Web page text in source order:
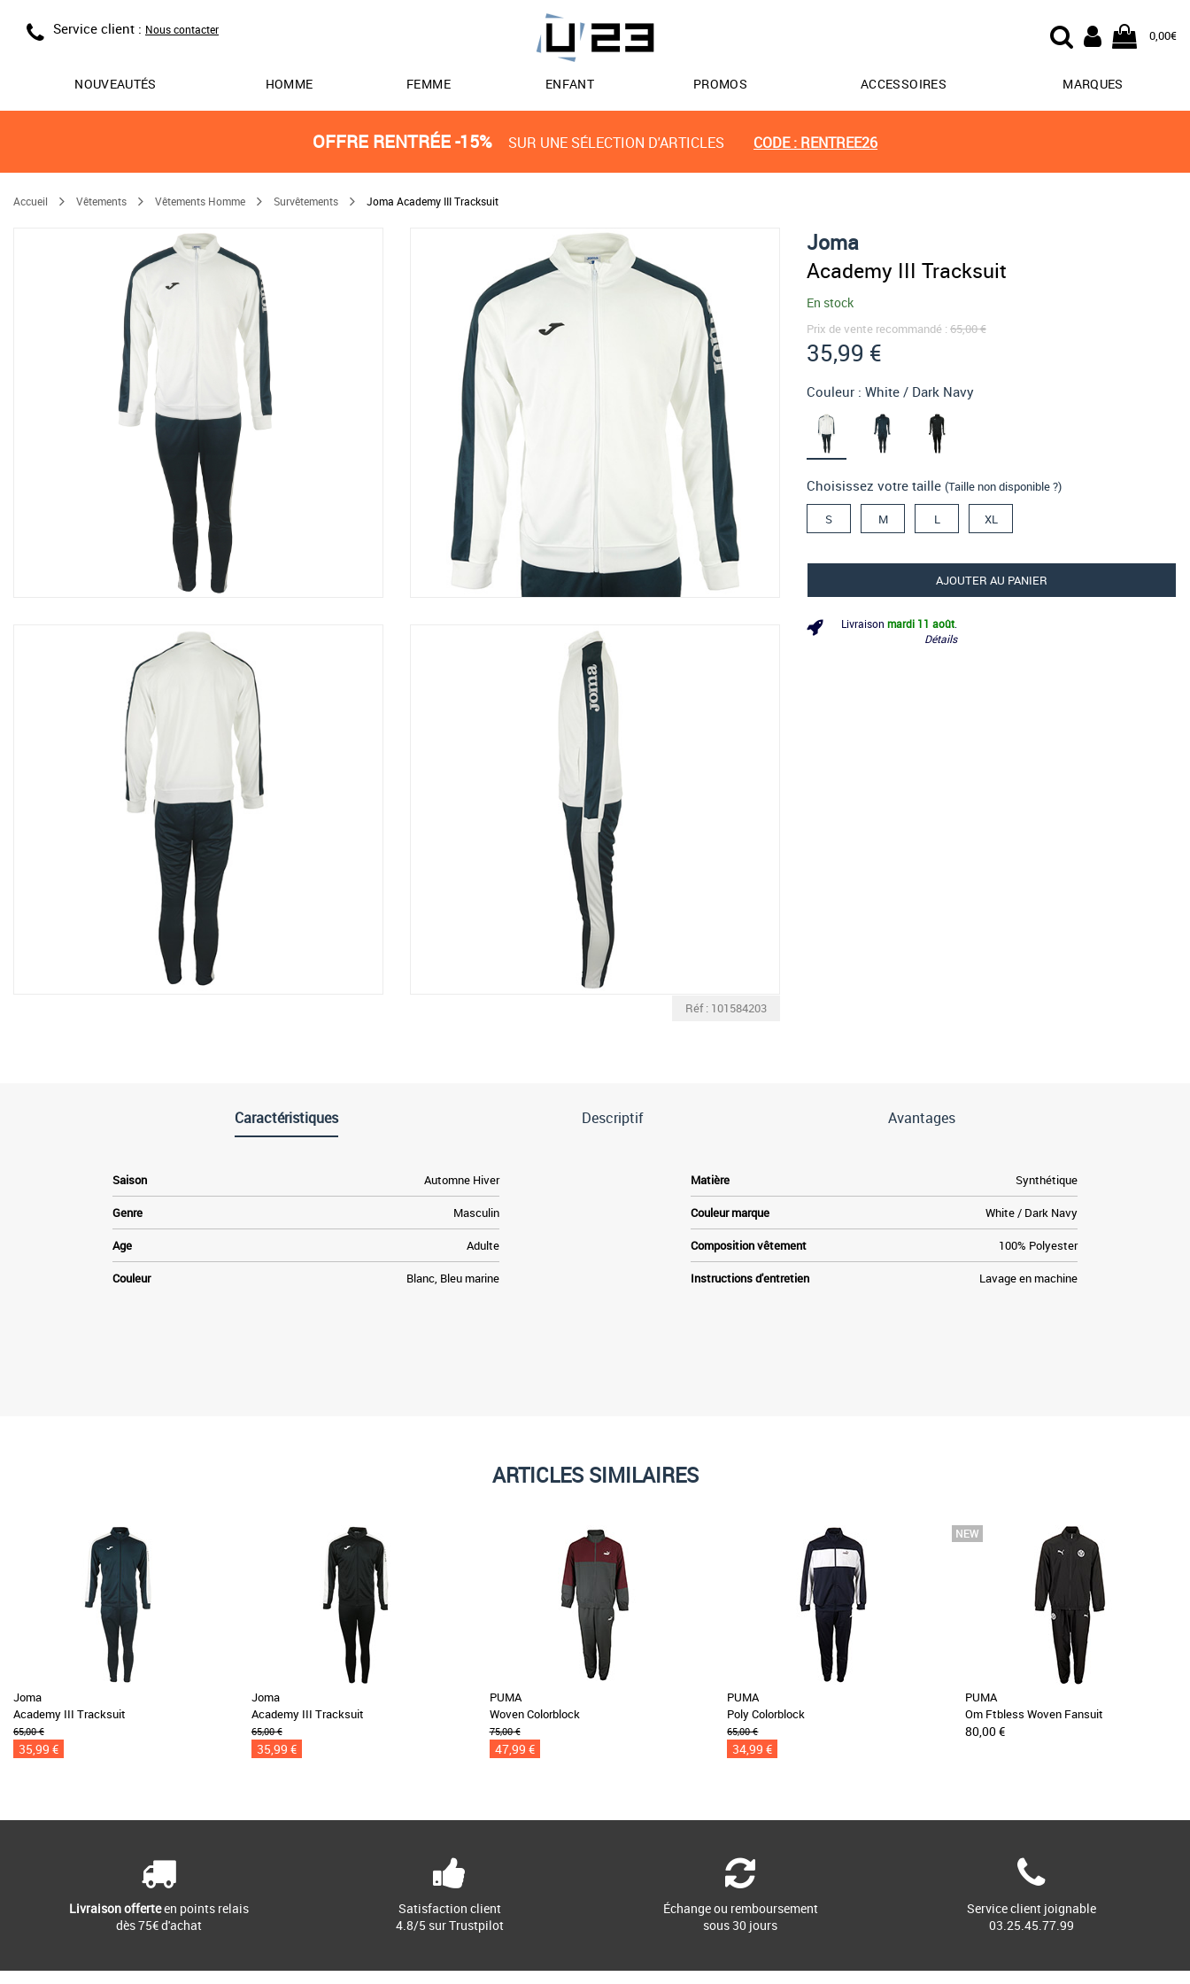
Service client : Nous contacter 0,00€
NOUVEAUTÉS HOMME FEMME ENFANT PROMOS ACCESSOIRES MARQUES
OFFRE RENTRÉE -15% SUR UNE SÉLECTION D'ARTICLES CODE : RENTREE26
Accueil Vêtements Vêtements Homme Survêtements Joma Academy III Tracksuit
Réf : 101584203
Joma
Academy III Tracksuit
En stock
Prix de vente recommandé : 65,00 €
35,99 €
Couleur : White / Dark Navy
Choisissez votre taille (Taille non disponible ?)
S M L XL
AJOUTER AU PANIER
Livraison mardi 11 août
Détails
Caractéristiques Descriptif Avantages
Saison Automne Hiver
Genre Masculin
Age Adulte
Couleur Blanc, Bleu marine
Matière Synthétique
Couleur marque White / Dark Navy
Composition vêtement 100% Polyester
Instructions d'entretien Lavage en machine
ARTICLES SIMILAIRES
Joma
Academy III Tracksuit
65,00 €
35,99 €
Joma
Academy III Tracksuit
65,00 €
35,99 €
PUMA
Woven Colorblock
75,00 €
47,99 €
PUMA
Poly Colorblock
65,00 €
34,99 €
PUMA
Om Ftbless Woven Fansuit
80,00 €
Livraison offerteen points relais
dès 75€ d'achat
Satisfaction client
4.8/5 sur Trustpilot
Échange ou remboursement
sous 30 jours
Service client joignable
03.25.45.77.99